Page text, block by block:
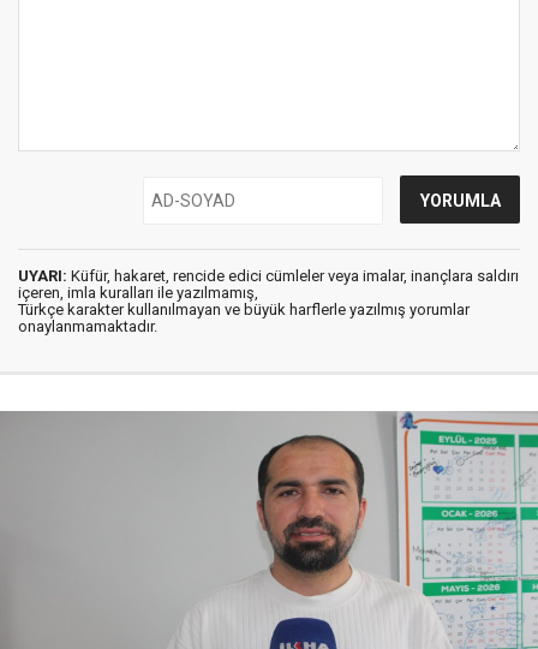
UYARI: Küfür, hakaret, rencide edici cümleler veya imalar, inançlara saldırı
içeren, imla kuralları ile yazılmamış,
Türkçe karakter kullanılmayan ve büyük harflerle yazılmış yorumlar
onaylanmamaktadır.